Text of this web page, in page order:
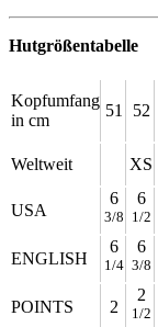
Hutgrößentabelle
Kopfumfang
in cm
51 52
Weltweit XS
USA
6
3/8
6
1/2
ENGLISH
6
1/4
6
3/8
POINTS 2
2
1/2